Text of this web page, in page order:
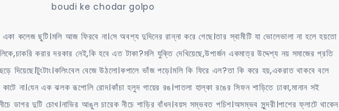
boudi ke chodar golpo
কলেজ ছুটি।মলি আজ ফিরবে না।সে অবশ্য দুদিনের রান্না করে গেছে।তার স্বামীটি যা ভোলেভালা না হলে হয়তো
করার দরকার নেই,কি হবে এত টাকা?মলি যুক্তি দেখিয়েছে,উপার্জন একমাত্র উদ্দেশ্য নয় সমাজের প্রতি
দিয়েছে।টুংটাং।কলিংবেল বেজে উঠলো।কপালে ভাঁজ পড়ে।মলি কি ফিরে এল?তা কি করে হয়,একরাত থাকবে বলে
না।যেন এক ঝলক রূপোলি রোদ।কাঁচা হলুদ গায়ের রঙ।পাতলা হাল্কা রঙের সিফন শাড়িতে ঢাকা,মানান সই
ডাগর দুটি চোখ।নাভির আঙুল চারেক নীচে শাড়ির বাঁধন।বয়স সম্ভবত পচিশ।অসম্ভব সুন্দরী।পাশের ফ্লাটে থাকেন